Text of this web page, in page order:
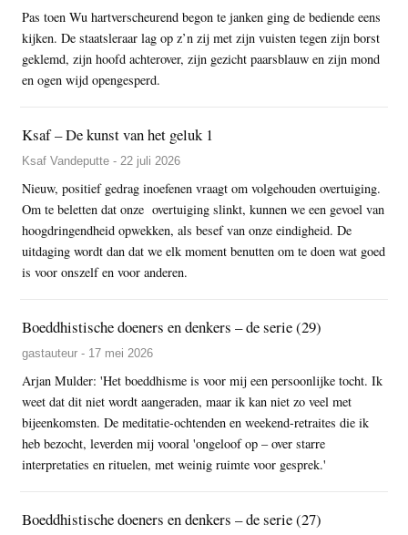
Pas toen Wu hartverscheurend begon te janken ging de bediende eens
kijken. De staatsleraar lag op z’n zij met zijn vuisten tegen zijn borst
geklemd, zijn hoofd achterover, zijn gezicht paarsblauw en zijn mond
en ogen wijd opengesperd.
Ksaf – De kunst van het geluk 1
Ksaf Vandeputte - 22 juli 2026
Nieuw, positief gedrag inoefenen vraagt om volgehouden overtuiging.
Om te beletten dat onze overtuiging slinkt, kunnen we een gevoel van
hoogdringendheid opwekken, als besef van onze eindigheid. De
uitdaging wordt dan dat we elk moment benutten om te doen wat goed
is voor onszelf en voor anderen.
Boeddhistische doeners en denkers – de serie (29)
gastauteur - 17 mei 2026
Arjan Mulder: 'Het boeddhisme is voor mij een persoonlijke tocht. Ik
weet dat dit niet wordt aangeraden, maar ik kan niet zo veel met
bijeenkomsten. De meditatie-ochtenden en weekend-retraites die ik
heb bezocht, leverden mij vooral 'ongeloof op – over starre
interpretaties en rituelen, met weinig ruimte voor gesprek.'
Boeddhistische doeners en denkers – de serie (27)